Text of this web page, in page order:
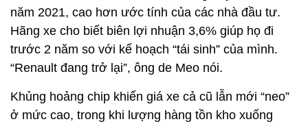
năm 2021, cao hơn ước tính của các nhà đầu tư.
Hãng xe cho biết biên lợi nhuận 3,6% giúp họ đi
trước 2 năm so với kế hoạch “tái sinh” của mình.
“Renault đang trở lại”, ông de Meo nói.
Khủng hoảng chip khiến giá xe cả cũ lẫn mới “neo”
ở mức cao, trong khi lượng hàng tồn kho xuống